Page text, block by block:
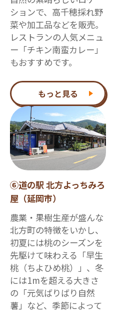
ションで、高千穂採れ野
菜や加工品などを販売。
レストランの人気メニュ
ー「チキン南蛮カレー」
もおすすめです。
もっと見る
⑥道の駅 北方よっちみろ
屋（延岡市）
農業・果樹生産が盛んな
北方町の特徴をいかし、
初夏には桃のシーズンを
先駆けて味わえる「早生
桃（ちよひめ桃）」、冬
には1mを超える大きさ
の「元気ばりばり自然
薯」など、季節によって